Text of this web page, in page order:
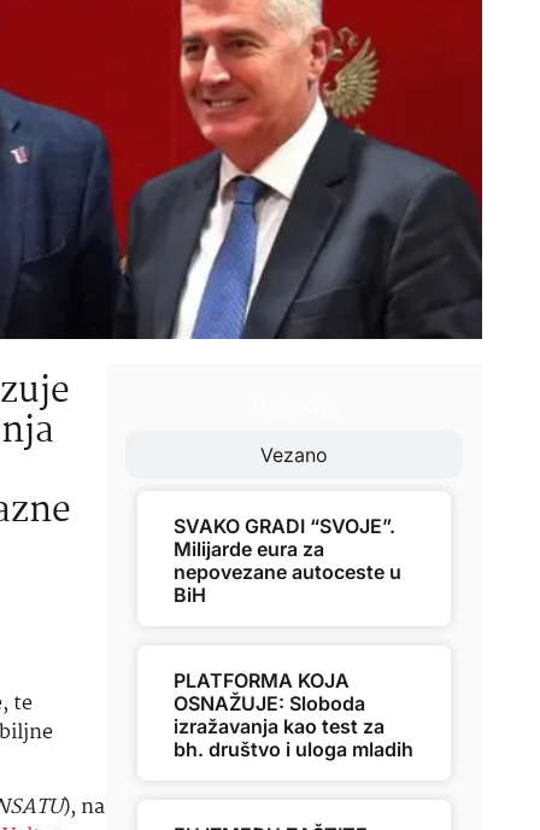
te
), na
Vezano
SVAKO GRADI “SVOJE”.
Milijarde eura za
nepovezane autoceste u
BiH
PLATFORMA KOJA
OSNAŽUJE: Sloboda
izražavanja kao test za
bh. društvo i uloga mladih